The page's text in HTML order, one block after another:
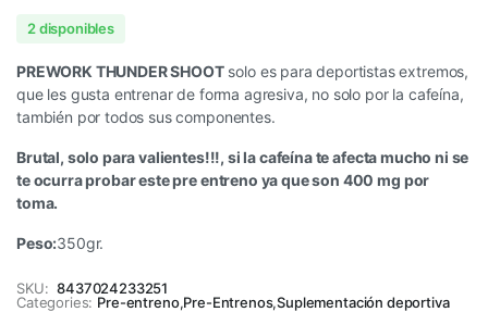
2 disponibles
PREWORK THUNDER SHOOTsolo es para deportistas extremos,
que les gusta entrenar de forma agresiva, no solo por la cafeína,
también por todos sus componentes.
Brutal, solo para valientes!!!, si la cafeína te afecta mucho ni se
te ocurra probar este pre entreno ya que son 400 mg por
toma.
Peso:350gr.
SKU: 8437024233251
Categories: Pre-entreno,Pre-Entrenos,Suplementación deportiva